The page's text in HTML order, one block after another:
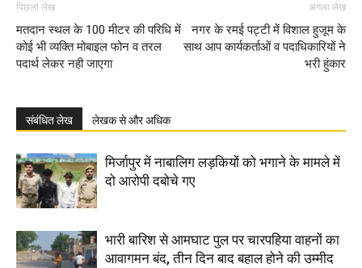
पिछला लेख
मतदान स्थल के 100 मीटर की परिधि में
कोई भी व्यक्ति मोबाइल फोन व तरल
पदार्थ लेकर नही जाएगा
अगला लेख
नगर के रमई पट्टी में विशाल हुजूम के
साथ आप कार्यकर्ताओं व पदाधिकारियों ने
भरी हुंकार
संबंधित लेख लेखक से और अधिक
मिर्जापुर में नाबालिग लड़कियों को भगाने के मामले में
दो आरोपी दबोचे गए
भारी बारिश से आमघाट पुल पर चारपहिया वाहनों का
आवागमन बंद, तीन दिन बाद बहाल होने की उम्मीद